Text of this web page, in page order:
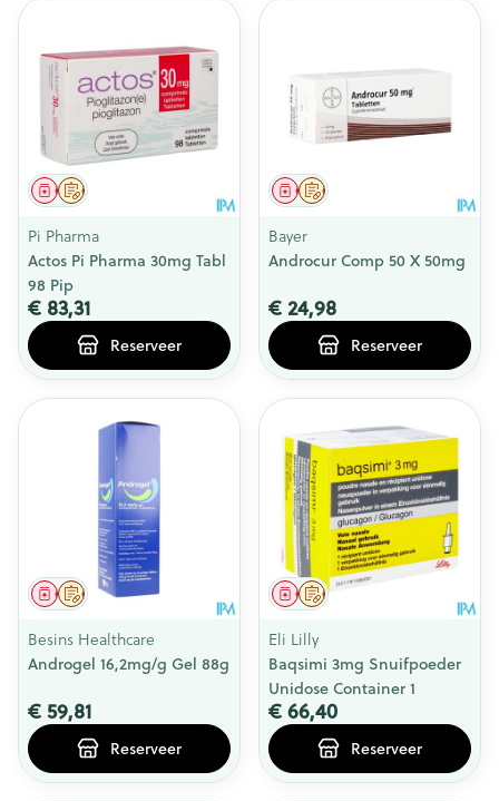
Op voorschrift
Geneesmiddel
Pi Pharma
Actos Pi Pharma 30mg Tabl
98 Pip
€ 83,31
Reserveer
Op voorschrift
Geneesmiddel
Bayer
Androcur Comp 50 X 50mg
€ 24,98
Reserveer
Op voorschrift
Geneesmiddel
Besins Healthcare
Androgel 16,2mg/g Gel 88g
€ 59,81
Reserveer
Op voorschrift
Geneesmiddel
Eli Lilly
Baqsimi 3mg Snuifpoeder
Unidose Container 1
€ 66,40
Reserveer